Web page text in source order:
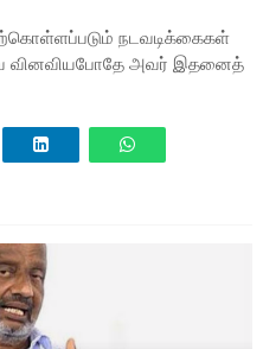
நடவடிக்கைகள்
வினவியபோதே அவர் இதனைத்